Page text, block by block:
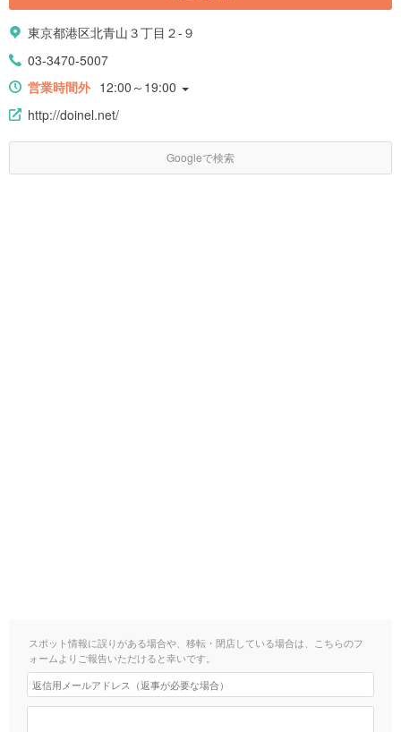
東京都港区北青山３丁目２-９
03-3470-5007
営業時間外 12:00～19:00
http://doinel.net/
Googleで検索
スポット情報に誤りがある場合や、移転・閉店している場合は、こちらのフ
ォームよりご報告いただけると幸いです。